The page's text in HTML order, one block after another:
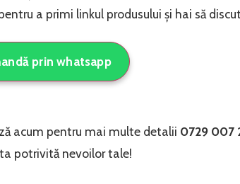
a primi linkul produsului și hai să
prin whatsapp
acum pentru mai multe detalii 0729 007
potrivită nevoilor tale!